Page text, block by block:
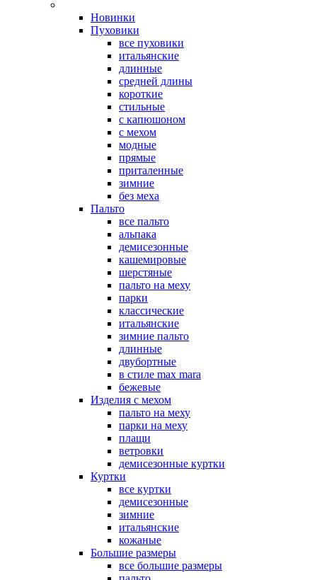
Новинки
Пуховики
все пуховики
итальянские
длинные
средней длины
короткие
стильные
с капюшоном
с мехом
модные
прямые
приталенные
зимние
без меха
Пальто
все пальто
альпака
демисезонные
кашемировые
шерстяные
пальто на меху
парки
классические
итальянские
зимние пальто
длинные
двубортные
в стиле max mara
бежевые
Изделия с мехом
пальто на меху
парки на меху
плащи
ветровки
демисезонные куртки
Куртки
все куртки
демисезонные
зимние
итальянские
кожаные
Большие размеры
все большие размеры